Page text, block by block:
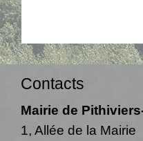
Contacts
Mairie de
1, Allée de la Mairie